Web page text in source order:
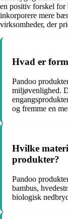
en positiv forskel for
inkorporere mere
virksomheder, der
Hvad er
Pandoo
miljøvenlighed.
og fremme en
Hvilke
produkter?
Pandoo
bambus,
biologisk